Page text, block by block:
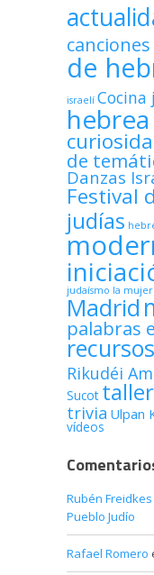
de
israelí Cocina
hebrea
de
Danzas
Festival
judías
judaísmo la
Madrid
palabras
Rikudéi Am
Sucot
trivia Ulpan
vídeos
Rubén
Pueblo Judío
Rafael Romero